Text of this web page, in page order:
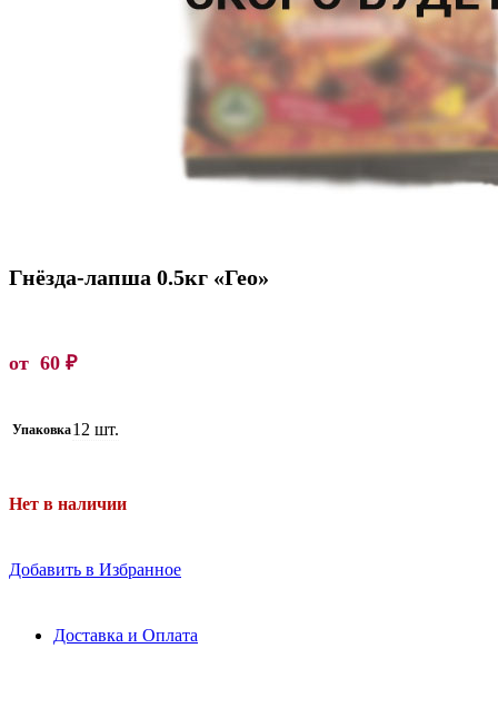
Гнёзда-лапша 0.5кг «Гео»
от 60 ₽
Упаковка12 шт.
Нет в наличии
Добавить в Избранное
Доставка и Оплата